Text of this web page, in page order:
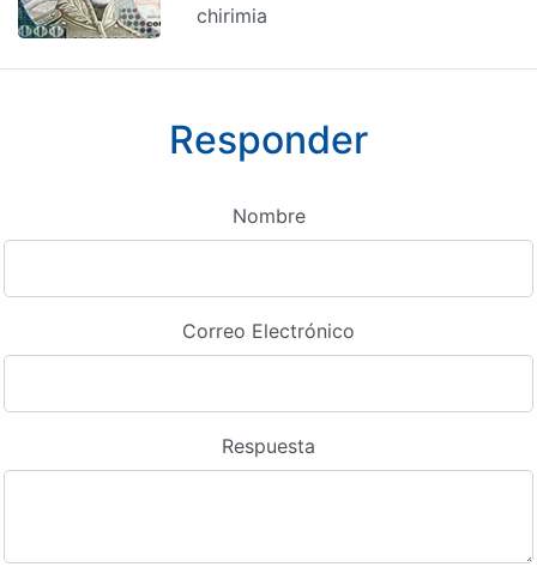
chirimia
Responder
Nombre
Correo Electrónico
Respuesta